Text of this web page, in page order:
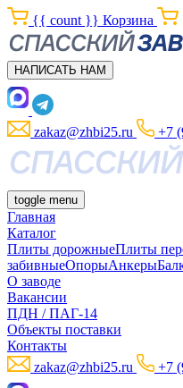
{{ count }} Корзина
НАПИСАТЬ НАМ
zakaz@zhbi25.ru +7
toggle menu
Главная
Каталог
Плиты дорожныеПлиты
забивныеОпорыАнкеры
О заводе
Вакансии
ПДН / ПАГ-14
Объекты поставки
Контакты
zakaz@zhbi25.ru
+7